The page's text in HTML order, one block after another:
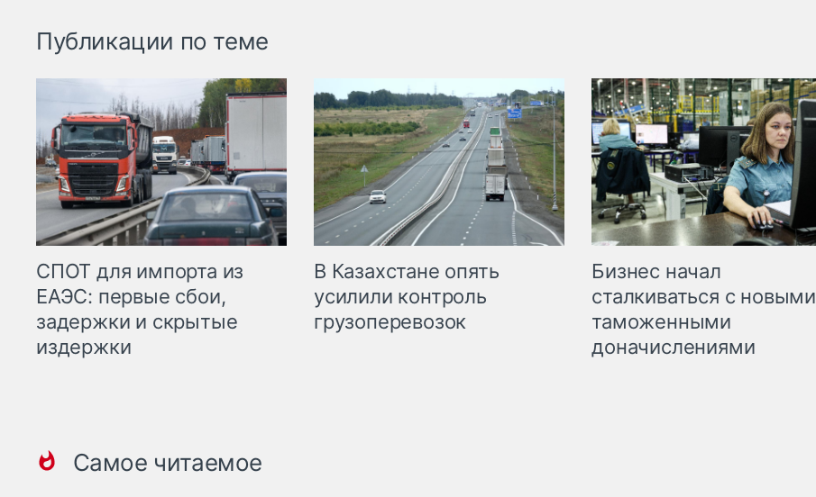
Публикации по теме
СПОТ для импорта из
ЕАЭС: первые сбои,
задержки и скрытые
издержки
В Казахстане опять
усилили контроль
грузоперевозок
Бизнес начал
сталкиваться с новыми
таможенными
доначислениями
Самое читаемое